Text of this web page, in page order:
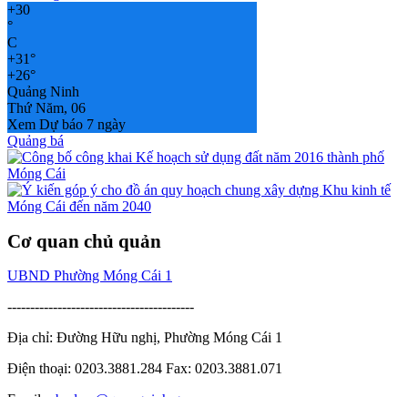
+30
°
C
+31°
+26°
Quảng Ninh
Thứ Năm, 06
Xem Dự báo 7 ngày
Quảng bá
Cơ quan chủ quản
UBND Phường Móng Cái 1
-----------------------------------------
Địa chỉ: Đường Hữu nghị, Phường Móng Cái 1
Điện thoại: 0203.3881.284 Fax: 0203.3881.071